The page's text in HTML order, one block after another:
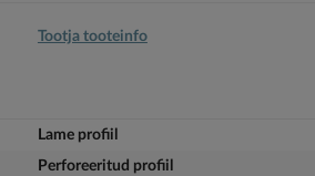
Tootja tooteinfo
Lame profiil
Perforeeritud profiil